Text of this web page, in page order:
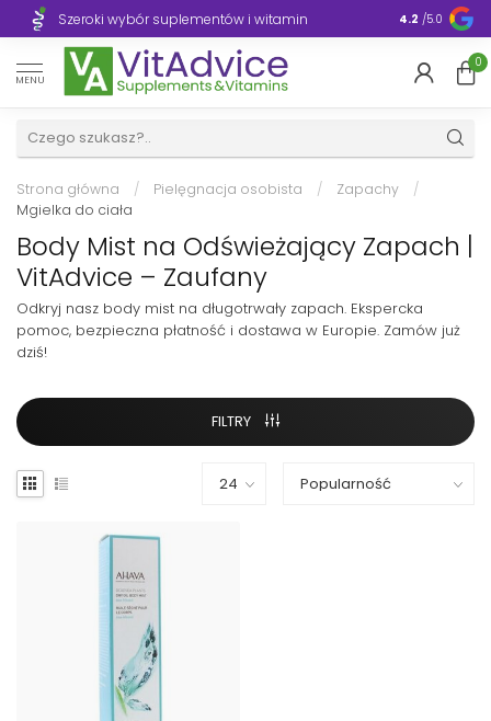
Szeroki wybór suplementów i witamin 4.2 /5.0
MENU
0
Strona główna / Pielęgnacja osobista / Zapachy
/
Mgielka do ciała
Body Mist na Odświeżający Zapach |
VitAdvice – Zaufany
Odkryj nasz body mist na długotrwały zapach. Ekspercka
pomoc, bezpieczna płatność i dostawa w Europie. Zamów już
dziś!
FILTRY